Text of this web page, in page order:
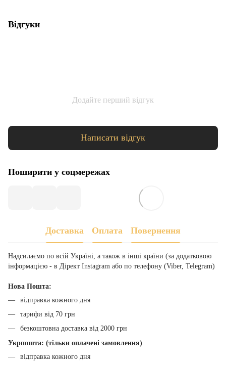
Відгуки
Додайте перший відгук
Написати відгук
Поширити у соцмережах
Доставка Оплата Повернення
Надсилаємо по всій Україні, а також в інші країни (за додатковою
інформацією - в Дірект Instagram або по телефону (Viber, Telegram)
Нова Пошта:
відправка кожного дня
тарифи від 70 грн
безкоштовна доставка від 2000 грн
Укрпошта: (тільки оплачені замовлення)
відправка кожного дня